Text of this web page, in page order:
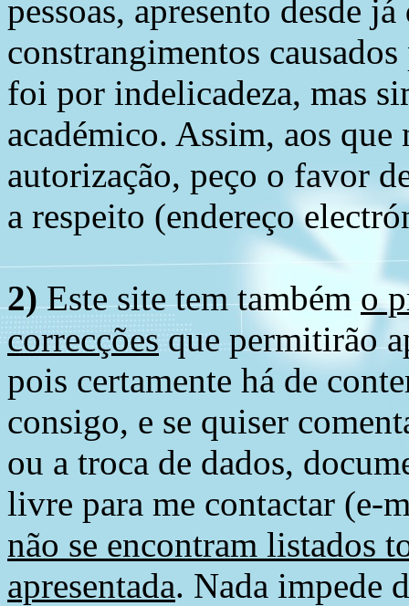
pessoas, apresento desde
constrangimentos
foi por indelicadeza, mas
académico. Assim, aos
autorização, peço o favor
a respeito (endereço
2)Este site tem também o
correcções que permitirão
pois certamente há de
consigo, e se quiser
ou a troca de dados,
livre para me contactar (e-
não se encontram listados
apresentada. Nada impede